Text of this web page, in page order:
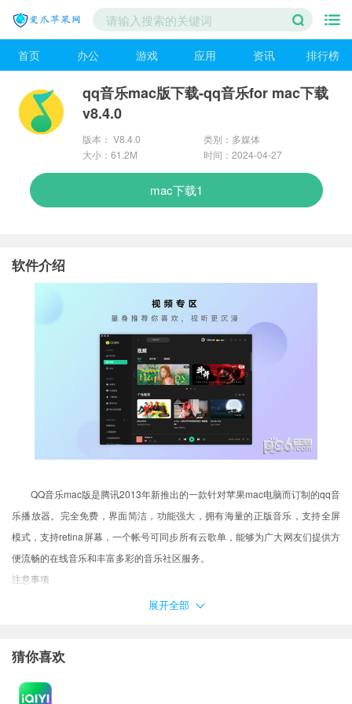
首页 办公 游戏 应用 资讯 排行榜
qq音乐mac版下载-qq音乐for mac下载
v8.4.0
版本： V8.4.0
类别：多媒体
大小：61.2M
时间：2024-04-27
mac下载1
软件介绍
QQ音乐mac版是腾讯2013年新推出的一款针对苹果mac电脑而订制的qq音
乐播放器。完全免费，界面简洁，功能强大，拥有海量的正版音乐，支持全屏
模式，支持retina屏幕，一个帐号可同步所有云歌单，能够为广大网友们提供方
便流畅的在线音乐和丰富多彩的音乐社区服务。
注意事项
用户在下载Mac软件后打开使用的时候可能会遇到的常见的三种报错：(出
打不开XX软件，因为它来自身份不明的开发者
打不开XX软件，因为Apple无法检查其是否包含恶意软件
展开全部
猜你喜欢